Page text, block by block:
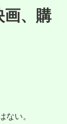
画、購
ない。